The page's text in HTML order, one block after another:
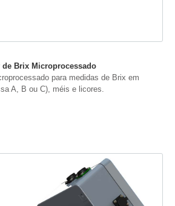
de Brix Microprocessado
para medidas de Brix em
A, B ou C), méis e licores.